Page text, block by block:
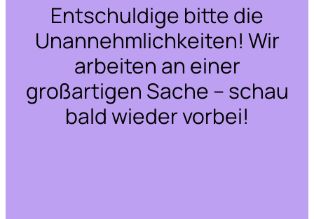
Entschuldige bitte die
Unannehmlichkeiten! Wir
arbeiten an einer
großartigen Sache – schau
bald wieder vorbei!